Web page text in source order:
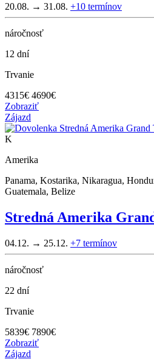
20.08. → 31.08. +10 termínov
náročnosť
12 dní
Trvanie
4315€ 4690€
Zobraziť
Zájazd
K
Amerika
Panama, Kostarika, Nikaragua,
Guatemala, Belize
Stredná Amerika
04.12. → 25.12. +7 termínov
náročnosť
22 dní
Trvanie
5839€ 7890€
Zobraziť
Zájazd